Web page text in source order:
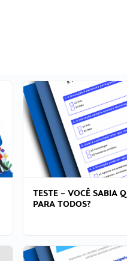
TESTE – VOCÊ SABIA
PARA TODOS?